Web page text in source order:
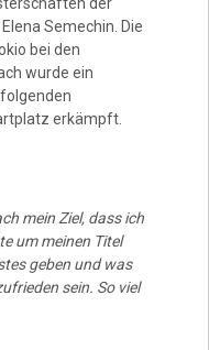
Semechin. Die
bei den
wurde ein
erkämpft.
mein Ziel, dass ich
um meinen Titel
geben und was
sein. So viel